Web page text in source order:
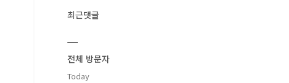
최근댓글
전체 방문자
Today